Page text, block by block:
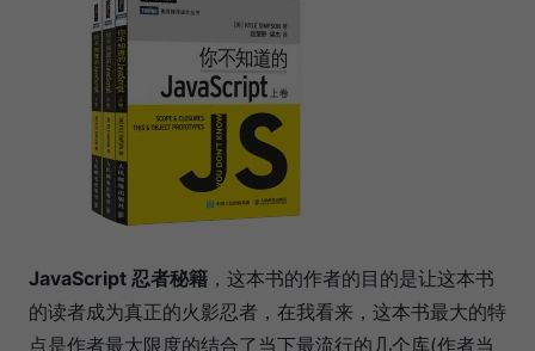
JavaScript 忍者秘籍 ，这本书的作者的目的是让这本书
的读者成为真正的火影忍者，在我看来，这本书最大的特
点是作者最大限度的结合了当下最流行的几个库(作者当